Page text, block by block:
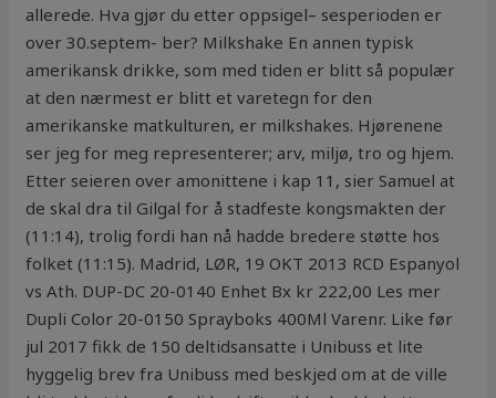
allerede. Hva gjør du etter oppsigel– sesperioden er
over 30.septem- ber? Milkshake En annen typisk
amerikansk drikke, som med tiden er blitt så populær
at den nærmest er blitt et varetegn for den
amerikanske matkulturen, er milkshakes. Hjørenene
ser jeg for meg representerer; arv, miljø, tro og hjem.
Etter seieren over amonittene i kap 11, sier Samuel at
de skal dra til Gilgal for å stadfeste kongsmakten der
(11:14), trolig fordi han nå hadde bredere støtte hos
folket (11:15). Madrid, LØR, 19 OKT 2013 RCD Espanyol
vs Ath. DUP-DC 20-0140 Enhet Bx kr 222,00 Les mer
Dupli Color 20-0150 Sprayboks 400Ml Varenr. Like før
jul 2017 fikk de 150 deltidsansatte i Unibuss et lite
hyggelig brev fra Unibuss med beskjed om at de ville